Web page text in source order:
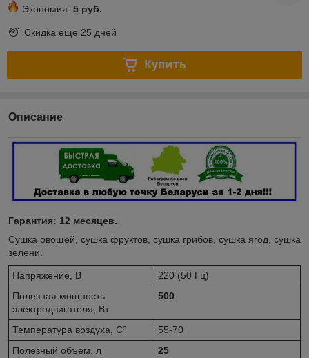
Экономия: 5 руб.
Скидка еще 25 дней
Купить
Описание
Гарантия: 12 месяцев.
Сушка овощей, сушка фруктов, сушка грибов, сушка ягод, сушка
зелени.
Напряжение, В
220 (50 Гц)
Полезная мощность
электродвигателя, Вт
500
Температура воздуха, Cº
55-70
Полезный объем, л
25